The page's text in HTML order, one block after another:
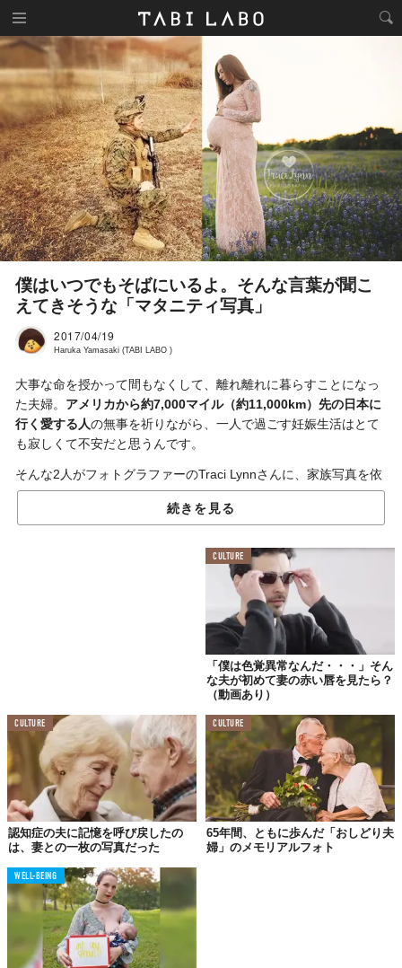
僕はいつでもそばにいるよ。そんな言葉が聞こ
えてきそうな「マタニティ写真」
2017/04/19
Haruka Yamasaki (TABI LABO )
大事な命を授かって間もなくして、離れ離れに暮らすことになっ
た夫婦。 アメリカから約7,000マイル（約11,000km）先の日本に
行く愛する人の無事を祈りながら、一人で過ごす妊娠生活はとて
も寂しくて不安だと思うんです。
そんな2人がフォトグラファーのTraci Lynnさんに、家族写真を依
頼しました。完成したものを見ていると、「離れていてもいつも
と、愛情いっぱいの言葉が聞こえてくるようで心
手を伸ばして
優しくお腹をさする夫
「どんな所にいても、愛で繋がっているよ」。そう思えるような
写真に写るのは、妊娠中のNicoleさんと夫のWesley Bedwellさ
ん。海軍として働くWesleyさんは、子どもを授かったことを知っ
続きを見る
CULTURE
「僕は色覚異常なんだ・・・」そん
な夫が初めて妻の赤い唇を見たら？
（動画あり）
CULTURE
認知症の夫に記憶を呼び戻したの
は、妻との一枚の写真だった
CULTURE
65年間、ともに歩んだ「おしどり夫
婦」のメモリアルフォト
WELL-BEING